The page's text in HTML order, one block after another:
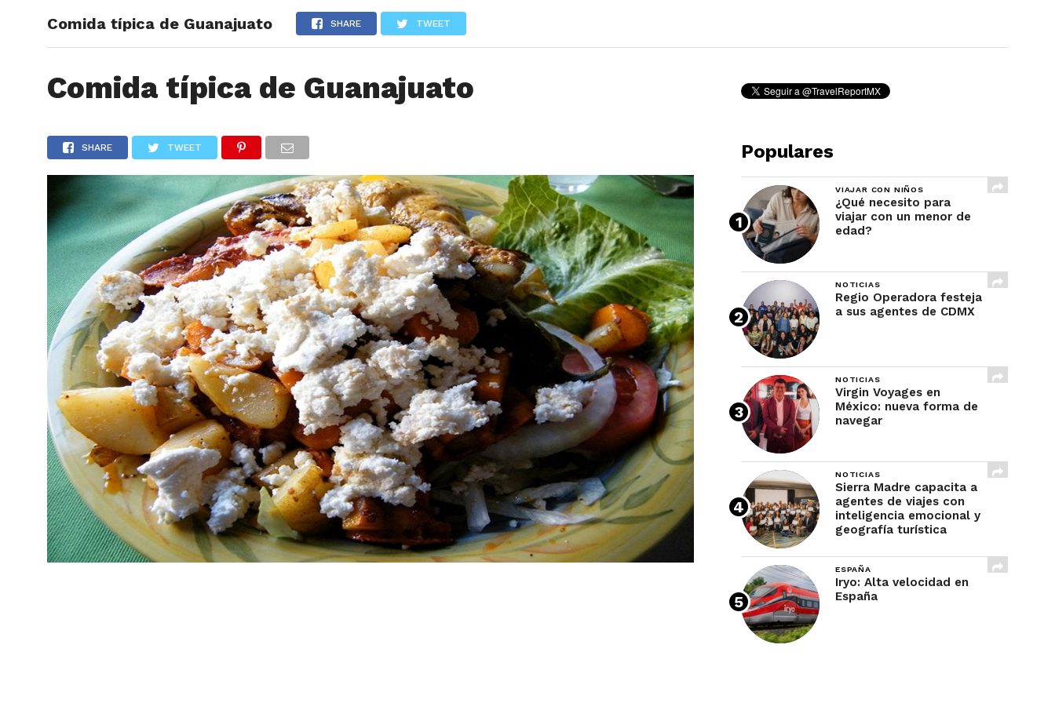
ARTÍCULOS REVIEWS
Comida típica de Guanajuato SHARE TWEET
Comida típica de Guanajuato
SHARE TWEET Populares
VIAJAR CON NIÑOS
¿Qué necesito para
viajar con un menor de
edad?
NOTICIAS
Regio Operadora festeja
a sus agentes de CDMX
NOTICIAS
Virgin Voyages en
México: nueva forma de
navegar
NOTICIAS
Sierra Madre capacita a
agentes de viajes con
inteligencia emocional y
geografía turística
ESPAÑA
Iryo: Alta velocidad en
España